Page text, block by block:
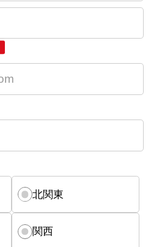
北関東
関西